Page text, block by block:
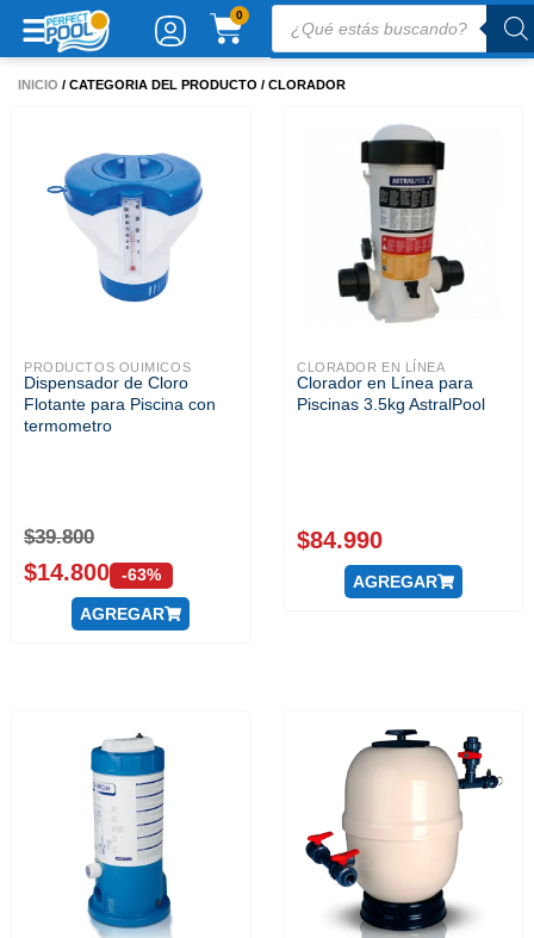
0
CARRITO
productos
INICIO / CATEGORIA DEL PRODUCTO / CLORADOR
PRODUCTOS QUIMICOS
Dispensador de Cloro
Flotante para Piscina con
termometro
$39.800
$14.800 -63%
AGREGAR
CLORADOR EN LÍNEA
Clorador en Línea para
Piscinas 3.5kg AstralPool
$84.990
AGREGAR